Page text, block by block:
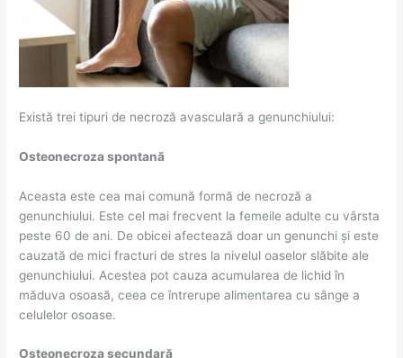
Există trei tipuri de necroză avasculară a genunchiului:
Osteonecroza spontană
Aceasta este cea mai comună formă de necroză a
genunchiului. Este cel mai frecvent la femeile adulte cu vârsta
peste 60 de ani. De obicei afectează doar un genunchi și este
cauzată de mici fracturi de stres la nivelul oaselor slăbite ale
genunchiului. Acestea pot cauza acumularea de lichid în
măduva osoasă, ceea ce întrerupe alimentarea cu sânge a
celulelor osoase.
Osteonecroza secundară